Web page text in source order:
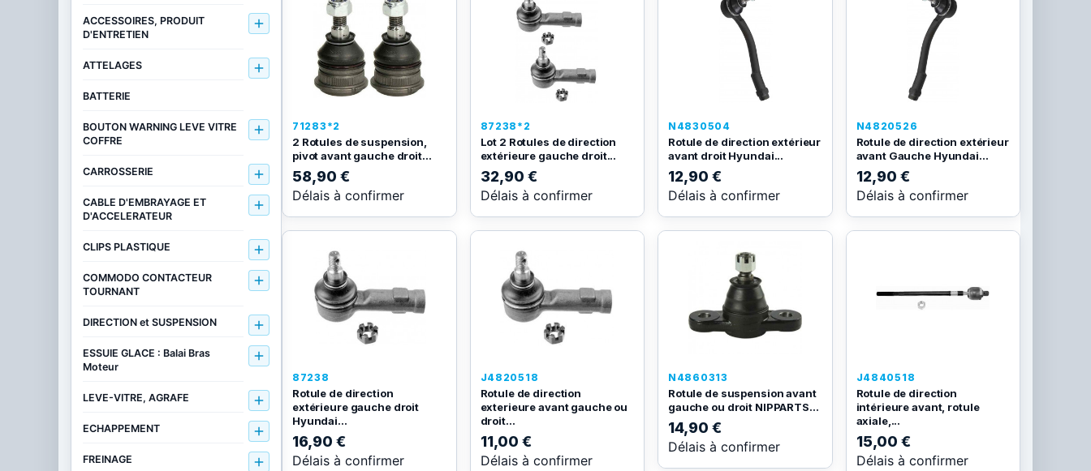
71283*2
2 Rotules de suspension,
pivot avant gauche droit...
58,90 €
Délais à confirmer
87238*2
Lot 2 Rotules de direction
extérieure gauche droit...
32,90 €
Délais à confirmer
N4830504
Rotule de direction extérieur
avant droit Hyundai...
12,90 €
Délais à confirmer
N4820526
Rotule de direction extérieur
avant Gauche Hyundai...
12,90 €
Délais à confirmer
87238
Rotule de direction
extérieure gauche droit
Hyundai...
16,90 €
Délais à confirmer
J4820518
Rotule de direction
exterieure avant gauche ou
droit...
11,00 €
Délais à confirmer
N4860313
Rotule de suspension avant
gauche ou droit NIPPARTS...
14,90 €
Délais à confirmer
J4840518
Rotule de direction
intérieure avant, rotule
axiale,...
15,00 €
Délais à confirmer
ACCESSOIRES, PRODUIT
D'ENTRETIEN

ATTELAGES 
BATTERIE
BOUTON WARNING LEVE VITRE
COFFRE

CARROSSERIE 
CABLE D'EMBRAYAGE ET
D'ACCELERATEUR

CLIPS PLASTIQUE 
COMMODO CONTACTEUR
TOURNANT

DIRECTION et SUSPENSION 
ESSUIE GLACE : Balai Bras
Moteur

LEVE-VITRE, AGRAFE 
ECHAPPEMENT 
FREINAGE 